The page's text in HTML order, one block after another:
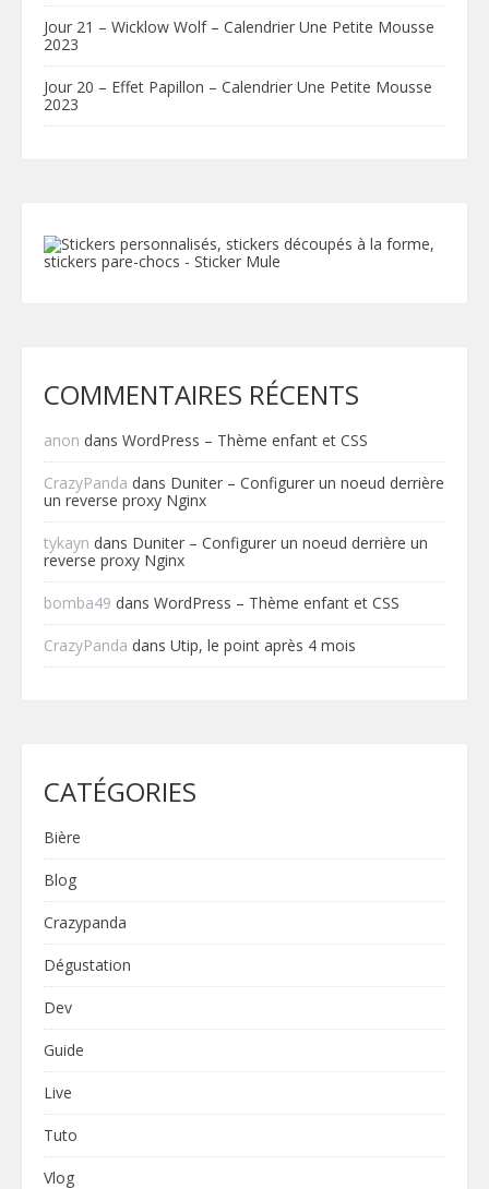
Jour 21 – Wicklow Wolf – Calendrier Une Petite Mousse
2023
Jour 20 – Effet Papillon – Calendrier Une Petite Mousse
2023
COMMENTAIRES RÉCENTS
anon dans WordPress – Thème enfant et CSS
CrazyPanda dans Duniter – Configurer un noeud derrière
un reverse proxy Nginx
tykayn dans Duniter – Configurer un noeud derrière un
reverse proxy Nginx
bomba49 dans WordPress – Thème enfant et CSS
CrazyPanda dans Utip, le point après 4 mois
CATÉGORIES
Bière
Blog
Crazypanda
Dégustation
Dev
Guide
Live
Tuto
Vlog